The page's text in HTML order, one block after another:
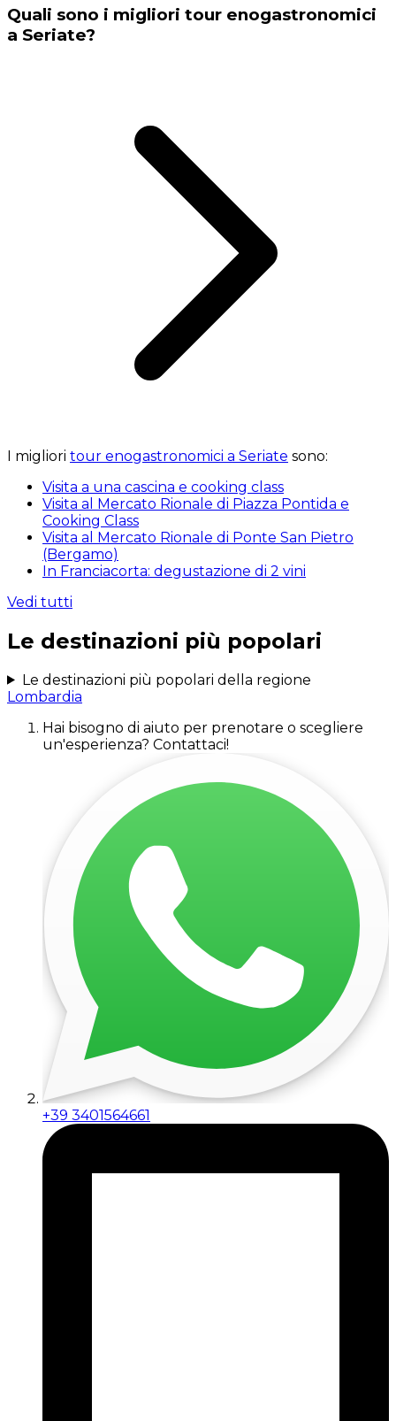
Quali sono i migliori tour enogastronomici
a Seriate?
I migliori tour enogastronomici a Seriate sono:
Visita a una cascina e cooking class
Visita al Mercato Rionale di Piazza Pontida e
Cooking Class
Visita al Mercato Rionale di Ponte San Pietro
(Bergamo)
In Franciacorta: degustazione di 2 vini
Vedi tutti
Le destinazioni più popolari
Le destinazioni più popolari della regione
Lombardia
Hai bisogno di aiuto per prenotare o scegliere
un'esperienza? Contattaci!
+39 3401564661